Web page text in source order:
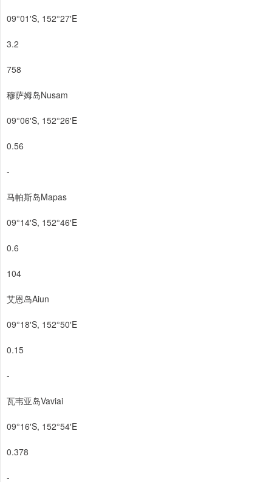
09°01′S, 152°27′E
3.2
758
穆萨姆岛Nusam
09°06′S, 152°26′E
0.56
-
马帕斯岛Mapas
09°14′S, 152°46′E
0.6
104
艾恩岛Aiun
09°18′S, 152°50′E
0.15
-
瓦韦亚岛Vaviai
09°16′S, 152°54′E
0.378
-